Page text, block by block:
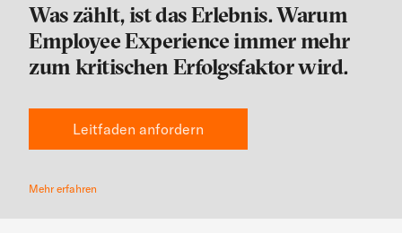
Was zählt, ist das Erlebnis. Warum
Employee Experience immer mehr
zum kritischen Erfolgsfaktor wird.
Leitfaden anfordern
Mehr erfahren